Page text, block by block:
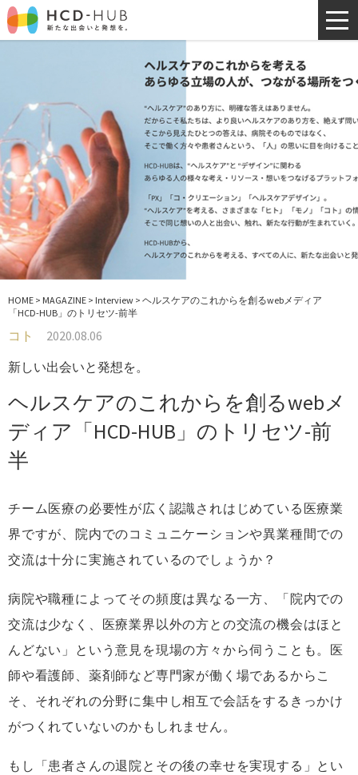
HOME > MAGAZINE > Interview > ヘルスケアのこれからを創るwebメディア
「HCD-HUB」のトリセツ-前半
コト
2020.08.06
新しい出会いと発想を。
ヘルスケアのこれからを創るwebメ
ディア「HCD-HUB」のトリセツ-前
半
チーム医療の必要性が広く認識されはじめている医療業
界ですが、院内でのコミュニケーションや異業種間での
交流は十分に実施されているのでしょうか？
病院や職種によってその頻度は異なる一方、「院内での
交流は少なく、医療業界以外の方との交流の機会はほと
んどない」という意見を現場の方々から伺うことも。医
師や看護師、薬剤師など専門家が働く場であるからこ
そ、それぞれの分野に集中し相互で会話をするきっかけ
がつくれていないのかもしれません。
もし「患者さんの退院とその後の幸せを実現する」とい